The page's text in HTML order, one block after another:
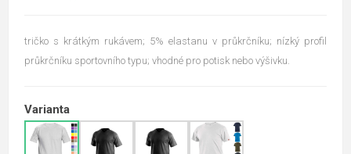
tričko s krátkým rukávem; 5% elastanu v průkrčníku; nízký profil
průkrčníku sportovního typu; vhodné pro potisk nebo výšivku.
Varianta